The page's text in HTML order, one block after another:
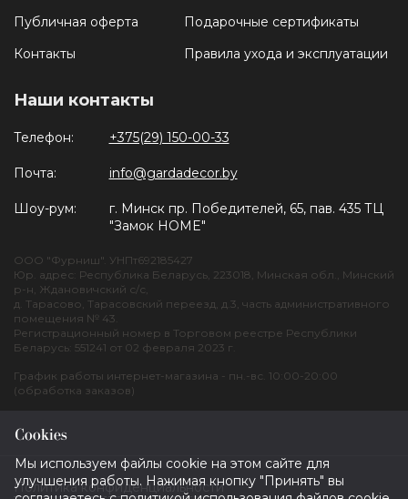
Публичная оферта
Контакты
Подарочные сертификаты
Правила ухода и эксплуатации
Наши контакты
Телефон: +375(29) 150-00-33
Почта: info@gardadecor.by
Шоу-рум:
г. Минск пр. Победителей, 65, пав. 435 ТЦ
"Замок HOME"
ООО "Фурниш". УНПт692185427
Юр. адрес: Республика Беларусь, 223018, Минская обл., Минский
р-н, Ждановичский с/с,
д. Тарасово, Тарасовский переезд, д.3, часть административного
помещения № 43.
Регистрационный номер в Торговом реестре Республики
Беларусь: 551241 от 02 февраля 2023 г.
График работы интернет-магазина - пн.-вс. 10:00-20:00
(обработка заказов)
Политика конфиденциальности
Cookies
Мы используем файлы cookie на этом сайте для
улучшения работы. Нажимая кнопку "Принять" вы